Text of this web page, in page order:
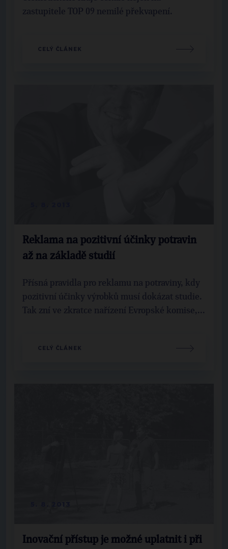
zastupitele TOP 09 nemilé překvapení.
CELÝ ČLÁNEK
Reklama na pozitivní účinky potravin
až na základě studií
Přísná pravidla pro reklamu na potraviny, kdy
pozitivní účinky výrobků musí dokázat studie.
Tak zní ve zkratce nařízení Evropské komise,...
CELÝ ČLÁNEK
Inovační přístup je možné uplatnit i při